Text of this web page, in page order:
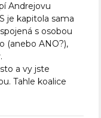
Andrejovu
je kapitola sama
s osobou
(anebo ANO?),
a vy jste
Tahle koalice